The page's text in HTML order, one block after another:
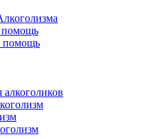
помощь
помощь
алкоголиков